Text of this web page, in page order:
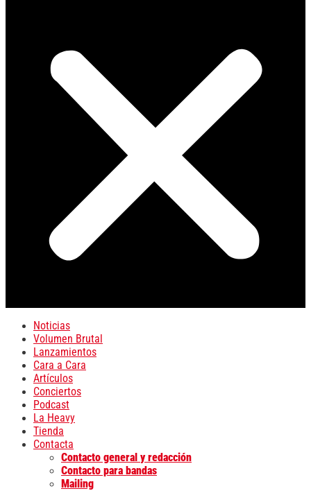
Noticias
Volumen Brutal
Lanzamientos
Cara a Cara
Artículos
Conciertos
Podcast
La Heavy
Tienda
Contacta
Contacto general y redacción
Contacto para bandas
Mailing